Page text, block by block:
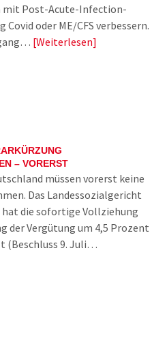
mit Post-Acute-Infection-
Covid oder ME/CFS verbessern.
Weiterlesen
– VORERST
müssen vorerst keine
Das Landessozialgericht
die sofortige Vollziehung
der Vergütung um 4,5 Prozent
(Beschluss 9. Juli…